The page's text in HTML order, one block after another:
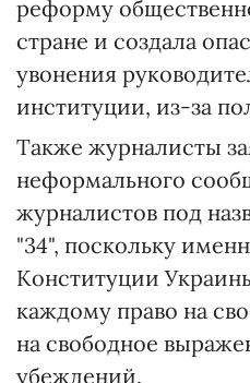
реформу
стране и создала
увонения
институции, из-за
Также журналисты
неформального
журналистов под
"34", поскольку
Конституции
каждому право на
на свободное
убеждений.